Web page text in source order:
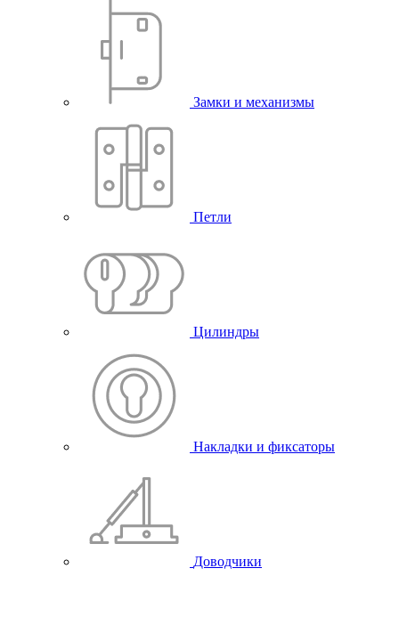
Замки и механизмы
Петли
Цилиндры
Накладки и фиксаторы
Доводчики